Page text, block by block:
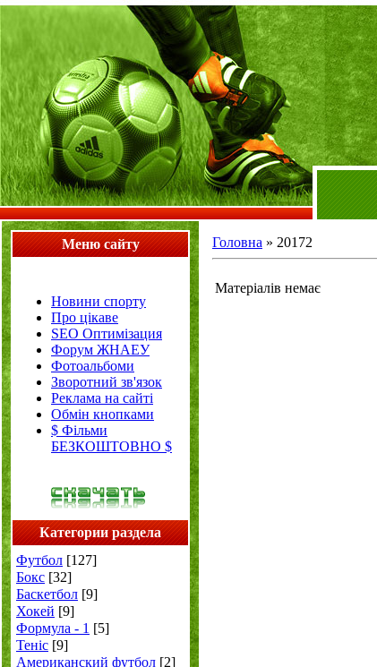
Меню сайту
Новини спорту
Про цікаве
SEO Оптимізация
Форум ЖНАЕУ
Фотоальбоми
Зворотний зв'язок
Реклама на сайті
Обмін кнопками
$ Фільми
БЕЗКОШТОВНО $
Категории раздела
Футбол [127]
Бокс [32]
Баскетбол [9]
Хокей [9]
Формула - 1 [5]
Теніс [9]
Американский футбол [2]
Головна » 20172
Матеріалів немає